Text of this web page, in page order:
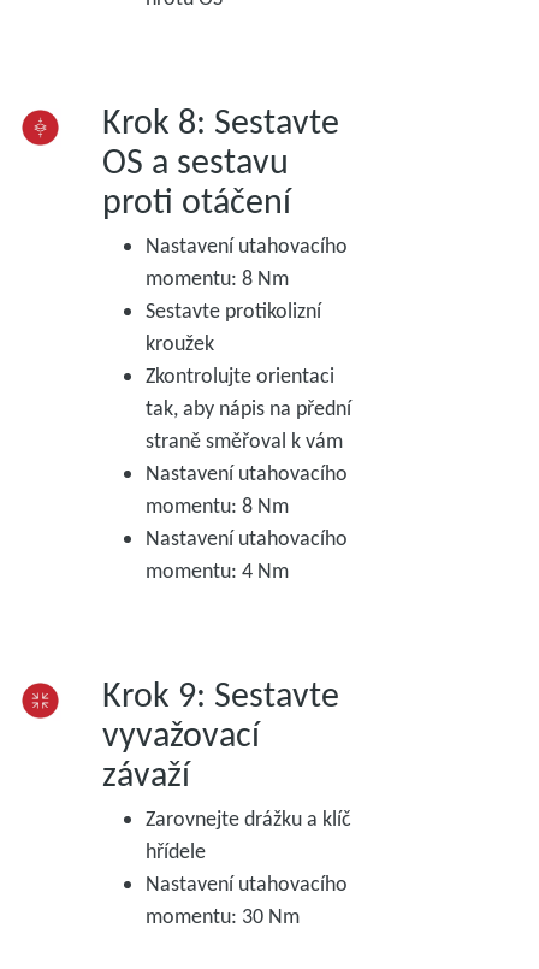
Krok 8: Sestavte
OS a sestavu
proti otáčení
Nastavení utahovacího
momentu: 8 Nm
Sestavte protikolizní
kroužek
Zkontrolujte orientaci
tak, aby nápis na přední
straně směřoval k vám
Nastavení utahovacího
momentu: 8 Nm
Nastavení utahovacího
momentu: 4 Nm
Krok 9: Sestavte
vyvažovací
závaží
Zarovnejte drážku a klíč
hřídele
Nastavení utahovacího
momentu: 30 Nm